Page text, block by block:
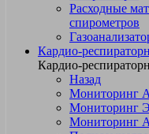
Расходные
спирометров
Кардио-
Кардио-
Назад
Мониторинг
Мониторинг
Мониторинг